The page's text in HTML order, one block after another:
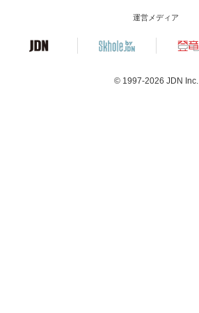
運営メディア
© 1997-2026 JDN Inc.